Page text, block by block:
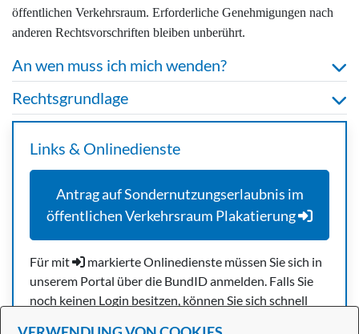
öffentlichen Verkehrsraum. Erforderliche Genehmigungen nach
anderen Rechtsvorschriften bleiben unberührt.
An wen muss ich mich wenden?
Rechtsgrundlage
Links & Onlinedienste
Antrag auf Sondernutzungserlaubnis im
öffentlichen Verkehrsraum Plakatierung
Für mit
markierte Onlinedienste müssen Sie sich in
unserem Portal über die BundID anmelden. Falls Sie
noch keinen Login besitzen, können Sie sich schnell